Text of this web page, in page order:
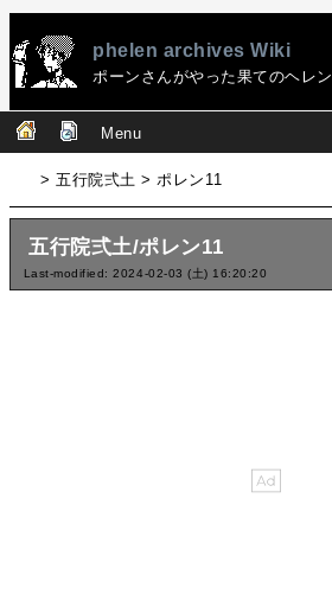
phelen archives Wiki
ポーンさんがやった果てのヘレン
Menu
> 五行院弍土 > ポレン11
五行院弍土/ポレン11
Last-modified: 2024-02-03 (土) 16:20:20